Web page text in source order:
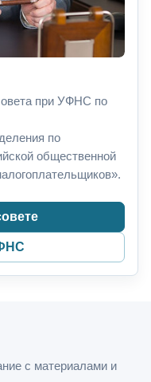
при УФНС по
по
общественной
с материалами и